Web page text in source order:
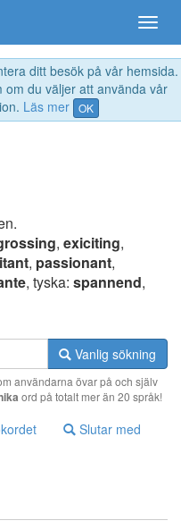
ditt besök på vår hemsida.
du väljer att använda vår
Läs mer OK
, exiciting,
, passionant,
, tyska: spannend,
Vanlig sökning
användarna övar på och själv
ord på totalt mer än 20 språk!
Slutar med